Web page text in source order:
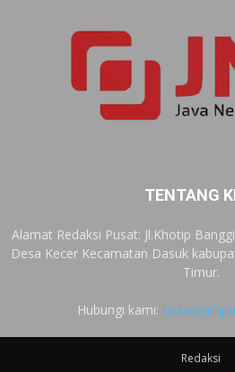
TENTANG
Alamat Redaksi Pusat: Jl.Khotip
Desa Kecer Kecamatan Dasuk
Timur.
Hubungi kami:
Redaksi